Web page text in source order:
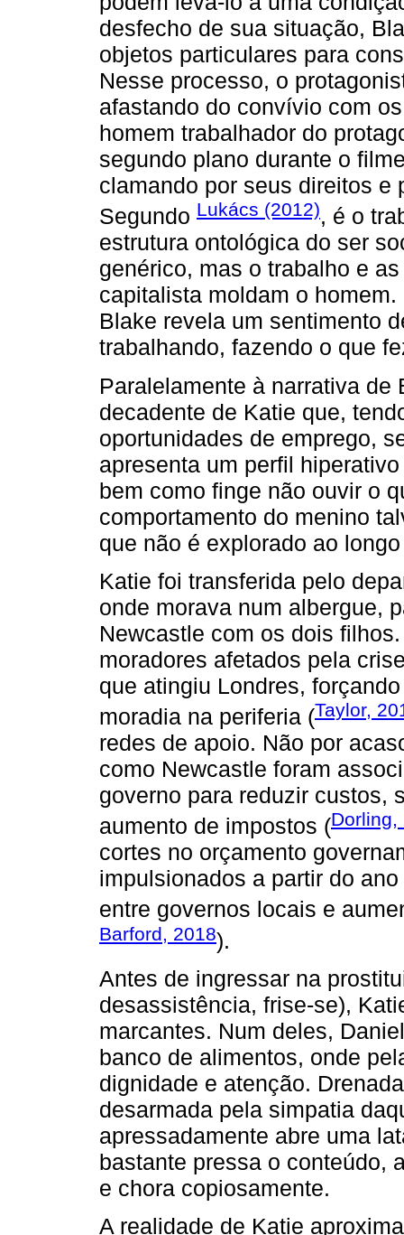
desfecho de sua situação,
objetos particulares para
Nesse processo, o
afastando do convívio com
homem trabalhador do
segundo plano durante o
clamando por seus direitos e
Segundo Lukács (2012), é o
estrutura ontológica do ser
genérico, mas o trabalho e
capitalista moldam o
Blake revela um sentimento
trabalhando, fazendo o que
Paralelamente à narrativa
decadente de Katie que,
oportunidades de emprego,
apresenta um perfil
bem como finge não ouvir o
comportamento do menino
que não é explorado ao
Katie foi transferida pelo
onde morava num albergue,
Newcastle com os dois
moradores afetados pela
que atingiu Londres,
moradia na periferia (Taylor,
redes de apoio. Não por
como Newcastle foram
governo para reduzir custos,
aumento de impostos (Dorling,
cortes no orçamento
impulsionados a partir do
entre governos locais e
Barford, 2018).
Antes de ingressar na
desassistência, frise-se),
marcantes. Num deles,
banco de alimentos, onde
dignidade e atenção.
desarmada pela simpatia
apressadamente abre uma
bastante pressa o conteúdo,
e chora copiosamente.
A realidade de Katie